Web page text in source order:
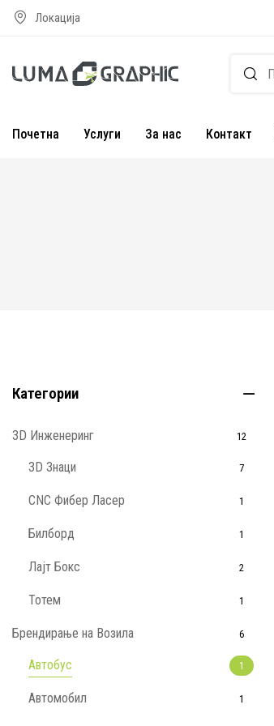
Локација
Почетна Услуги За нас Контакт
Категории
3D Инженеринг 12
3D Знаци 7
CNC Фибер Ласер 1
Билборд 1
Лајт Бокс 2
Тотем 1
Брендирање на Возила 6
Автобус 1
Автомобил 1